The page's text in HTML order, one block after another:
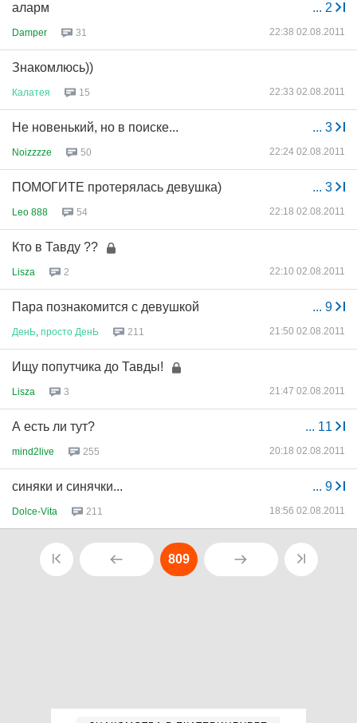
... 2
аларм
Damper 31 22:38 02.08.2011
Знакомлюсь))
Калатея 15 22:33 02.08.2011
... 3
Не новенький, но в поиске...
Noizzzze 50 22:24 02.08.2011
... 3
ПОМОГИТЕ протерялась девушка)
Leo 888 54 22:18 02.08.2011
Кто в Тавду ??
Lisza 2 22:10 02.08.2011
... 9
Пара познакомится с девушкой
ДенЬ просто ДенЬ 211 21:50 02.08.2011
Ищу попутчика до Тавды!
Lisza 3 21:47 02.08.2011
... 11
А есть ли тут?
mind2live 255 20:18 02.08.2011
... 9
синяки и синячки...
Dolce-Vita 211 18:56 02.08.2011
809